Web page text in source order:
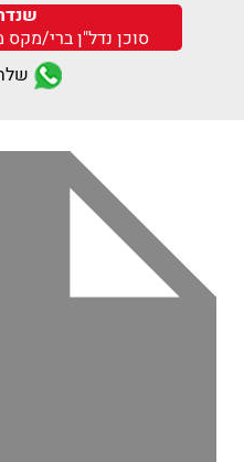
סוכן נדל"ן ברי/